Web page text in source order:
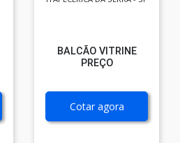
BALCÃO VITRINE
PREÇO
Cotar agora